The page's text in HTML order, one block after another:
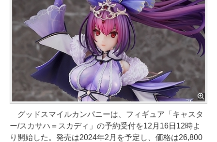
グッドスマイルカンパニーは、フィギュア「キャスタ
ー/スカサハ＝スカディ」の予約受付を12月16日12時よ
り開始した。発売は2024年2月を予定し、価格は26,800